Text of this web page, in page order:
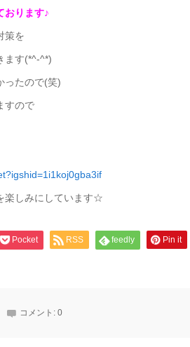
おります♪
策を
ます(*^-^*)
ったので(笑)
すので
楽しみにしています☆
Pocket RSS feedly Pin it
コメント: 0